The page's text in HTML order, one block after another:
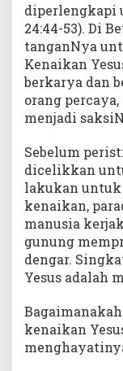
diperlengkapi
24:44-53). Di
tanganNya
Kenaikan
berkarya dan
orang
menjadi
Sebelum
dicelikkan
lakukan untuk
kenaikan,
manusia
gunung
dengar.
Yesus adalah
kenaikan